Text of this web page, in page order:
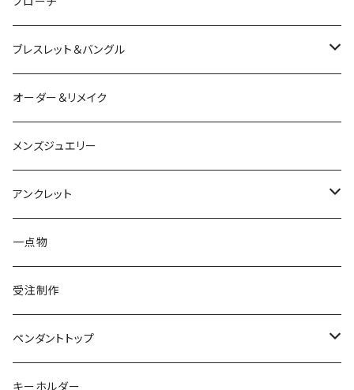
ルビー
サファイア
エメラルド
ペリドット
鳥
カラーストーン
パール
K10
カラーストーン
パール
K18
ダイヤモンド
カラーストーン
シルバー
カラーストーン
海の生き物
ムーンストーン
こうもり
ハリネズミ
フクロウ
ルビー
ムーンストーン
レインボームーンストーン（ラブラドライト）
アクアマリン
パール
ガーネット
オパール
猫
カラーストーン
かえる
アクアマリン
クォーツ
鳥
カラーストーン
シルバー
そのほかの動物
ムーンストーン
ブルートパーズ
K18
ダイヤモンド
カラーストーン
K10
ダイヤモンド
カラーストーン
シルバー
ダイヤモンド
は虫類
フトアゴ
亀
K10
そのほかの動物
シルバー
ブレスレット＆バングル
シルバー
オーダー＆リメイク
メンズジュエリー
アンクレット
シルバー
一点物
受注制作
ペンダントトップ
フクロウ
キーホルダー